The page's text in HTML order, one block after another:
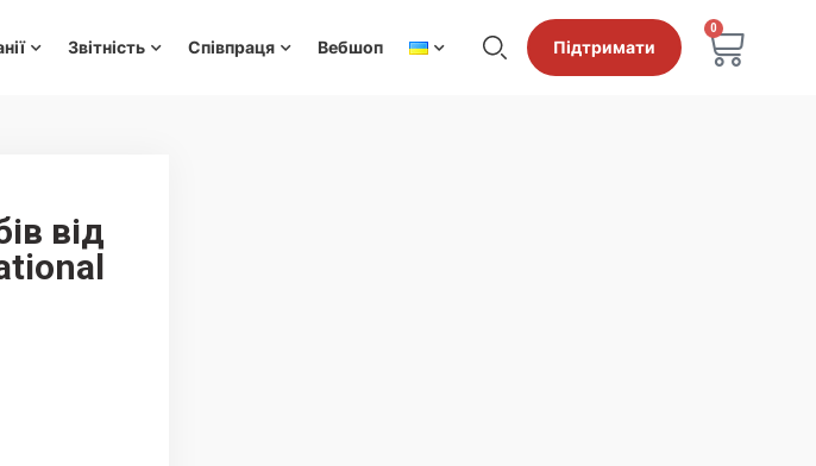
Звітність Співпраця Вебшоп Підтримати
0
від